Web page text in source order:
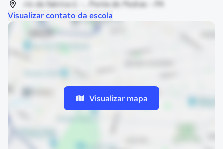
rio da fabrica ii, - , Ponta de Pedras - PA
Visualizar contato da escola
Visualizar mapa